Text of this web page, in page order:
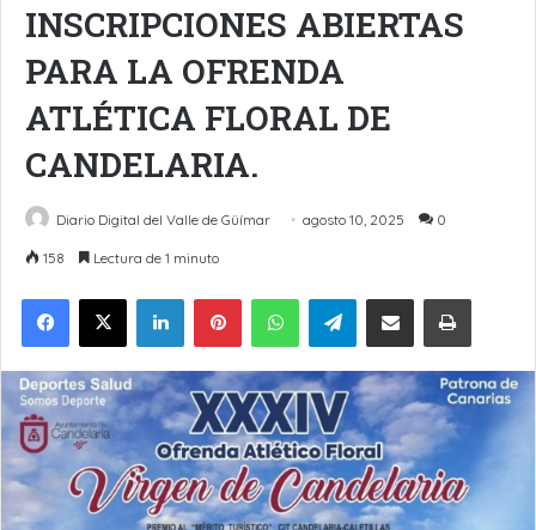
INSCRIPCIONES ABIERTAS
PARA LA OFRENDA
ATLÉTICA FLORAL DE
CANDELARIA.
Diario Digital del Valle de Güímar agosto 10, 2025 0
158 Lectura de 1 minuto
LinkedInPinterestWhatsAppTelegramCompartir por Email Imprimir